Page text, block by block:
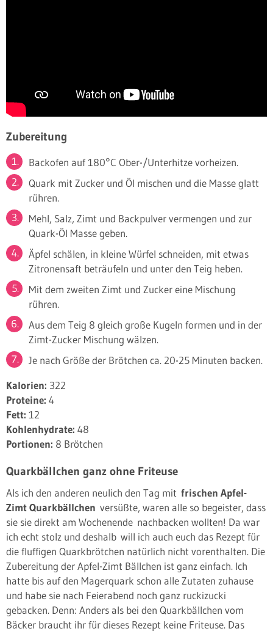
Zubereitung
Backofen auf 180°C Ober-/Unterhitze vorheizen.
Quark mit Zucker und Öl mischen und die Masse glatt
rühren.
Mehl, Salz, Zimt und Backpulver vermengen und zur
Quark-Öl Masse geben.
Äpfel schälen, in kleine Würfel schneiden, mit etwas
Zitronensaft beträufeln und unter den Teig heben.
Mit dem zweiten Zimt und Zucker eine Mischung
rühren.
Aus dem Teig 8 gleich große Kugeln formen und in der
Zimt-Zucker Mischung wälzen.
Je nach Größe der Brötchen ca. 20-25 Minuten backen.
Kalorien: 322
Proteine: 4
Fett: 12
Kohlenhydrate: 48
Portionen: 8 Brötchen
Quarkbällchen ganz ohne Friteuse
Als ich den anderen neulich den Tag mit frischen Apfel-
Zimt Quarkbällchen versüßte, waren alle so begeister, dass
sie sie direkt am Wochenende nachbacken wollten! Da war
ich echt stolz und deshalb will ich auch euch das Rezept für
die fluffigen Quarkbrötchen natürlich nicht vorenthalten. Die
Zubereitung der Apfel-Zimt Bällchen ist ganz einfach. Ich
hatte bis auf den Magerquark schon alle Zutaten zuhause
und habe sie nach Feierabend noch ganz ruckizucki
gebacken. Denn: Anders als bei den Quarkbällchen vom
Bäcker braucht ihr für dieses Rezept keine Friteuse. Das